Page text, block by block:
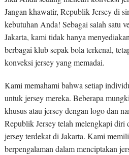
Jangan khawatir, Republik Jersey di
kebutuhan Anda! Sebagai salah satu
Jakarta, kami tidak hanya
berbagai klub sepak bola terkenal,
konveksi jersey yang memadai.
Kami memahami bahwa setiap
untuk jersey mereka. Beberapa
khusus atau jersey dengan logo dan
Republik Jersey telah melengkapi diri
jersey terdekat di Jakarta. Kami
berpengalaman dalam menciptakan